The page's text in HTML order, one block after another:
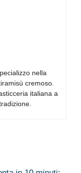
nella
cremoso.
italiana a